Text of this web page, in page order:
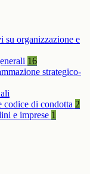
su organizzazione e
16
strategico-
codice di condotta 2
e imprese 1